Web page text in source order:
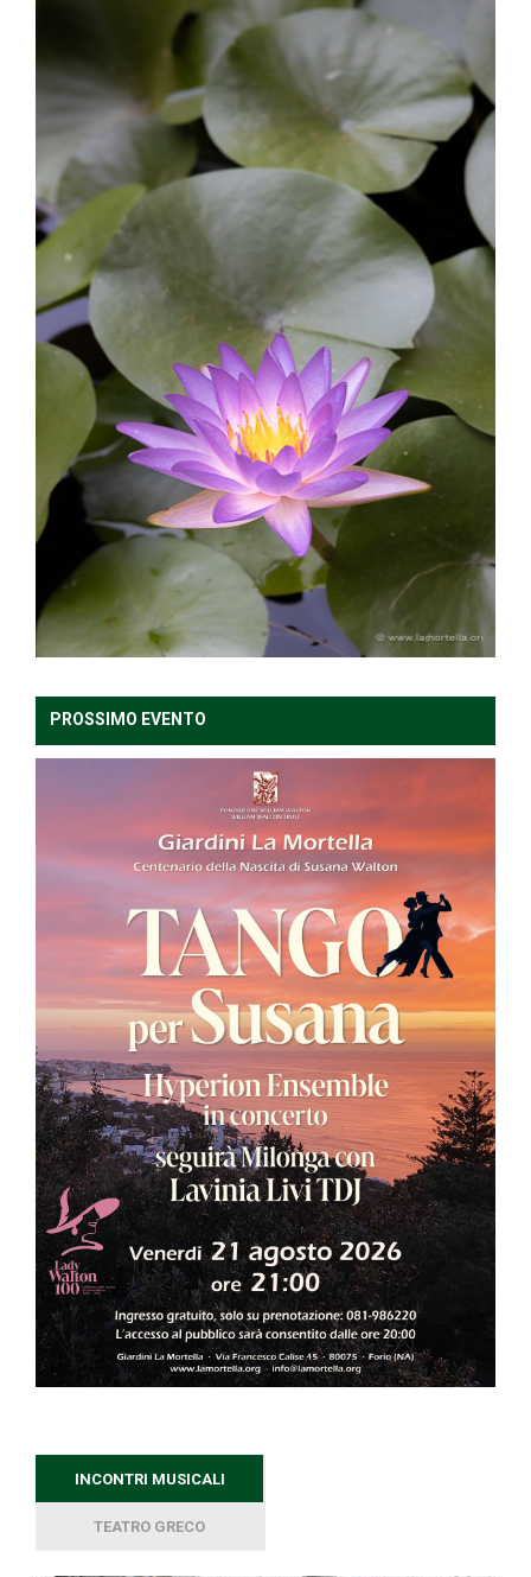
PROSSIMO EVENTO
INCONTRI MUSICALI
TEATRO GRECO